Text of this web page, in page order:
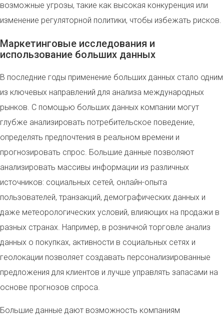
возможные угрозы, такие как высокая конкуренция или
изменение регуляторной политики, чтобы избежать рисков.
Маркетинговые исследования и
использование больших данных
В последние годы применение больших данных стало одним
из ключевых направлений для анализа международных
рынков. С помощью больших данных компании могут
глубже анализировать потребительское поведение,
определять предпочтения в реальном времени и
прогнозировать спрос. Большие данные позволяют
анализировать массивы информации из различных
источников: социальных сетей, онлайн-опыта
пользователей, транзакций, демографических данных и
даже метеорологических условий, влияющих на продажи в
разных странах. Например, в розничной торговле анализ
данных о покупках, активности в социальных сетях и
геолокации позволяет создавать персонализированные
предложения для клиентов и лучше управлять запасами на
основе прогнозов спроса.
Большие данные дают возможность компаниям